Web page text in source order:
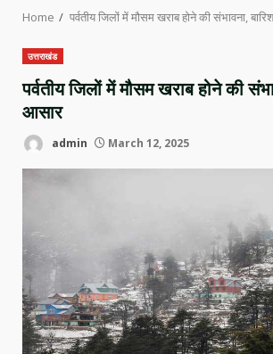
Home पर्वतीय जिलों में मौसम खराब होने की संभावना,
उत्तराखंड
पर्वतीय जिलों में मौसम खराब होने की
आसार
admin March 12, 2025